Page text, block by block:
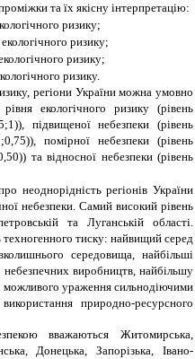
та їх якісну інтерпретацію:
ризику;
ризику;
ризику;
ризику.
регіони України можна умовно
рівня екологічного ризику (рівень
)), підвищеної небезпеки (рівень
), помірної небезпеки (рівень
та відносної небезпеки (рівень
неоднорідність регіонів України
небезпеки. Самий високий рівень
та Луганській області.
тиску: найвищий серед
середовища, найбільші
виробництв, найбільшу
можливого ураження сильнодіючими
природно-ресурсного
вважаються Житомирська,
Донецька, Запорізька, Івано-